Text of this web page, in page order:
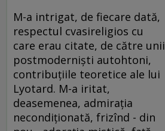
M-a intrigat, de fiecare dată,
respectul cvasireligios cu
care erau citate, de către unii
postmodernişti autohtoni,
contribuţiile teoretice ale lui
Lyotard. M-a iritat,
deasemenea, admiraţia
necondiţionată, frizînd - din